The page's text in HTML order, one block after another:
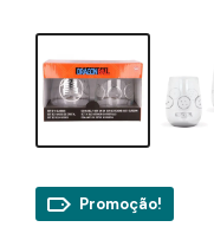
Promoção!